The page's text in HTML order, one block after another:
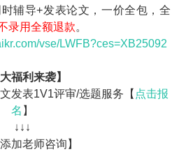
辅导+发表论文，一价全包，全
录用全额退款。
vse/LWFB?ces=XB25092
大福利来袭】
发表1V1评审/选题服务【 点击报
名 】
↓↓↓
加老师咨询】